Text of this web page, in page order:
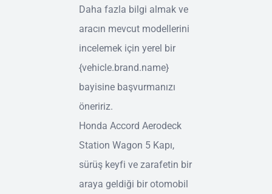
Daha fazla bilgi almak ve
aracın mevcut modellerini
incelemek için yerel bir
{vehicle.brand.name}
bayisine başvurmanızı
öneririz.
Honda Accord Aerodeck
Station Wagon 5 Kapı,
sürüş keyfi ve zarafetin bir
araya geldiği bir otomobil